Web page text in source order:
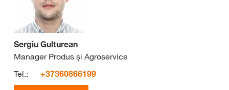
Sergiu Gulturean
Manager Produs și Agroservice
Tel.:
+37360866199